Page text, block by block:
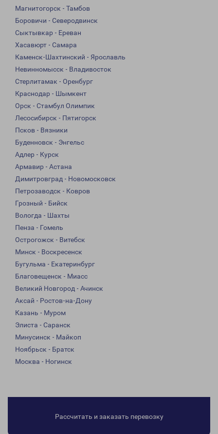
Магнитогорск - Тамбов
Боровичи - Северодвинск
Сыктывкар - Ереван
Хасавюрт - Самара
Каменск-Шахтинский - Ярославль
Невинномысск - Владивосток
Стерлитамак - Оренбург
Краснодар - Шымкент
Орск - Стамбул Олимпик
Лесосибирск - Пятигорск
Псков - Вязники
Буденновск - Энгельс
Адлер - Курск
Армавир - Астана
Димитровград - Новомосковск
Петрозаводск - Ковров
Грозный - Бийск
Вологда - Шахты
Пенза - Гомель
Острогожск - Витебск
Минск - Воскресенск
Бугульма - Екатеринбург
Благовещенск - Миасс
Великий Новгород - Ачинск
Аксай - Ростов-на-Дону
Казань - Муром
Элиста - Саранск
Минусинск - Майкоп
Ноябрьск - Братск
Москва - Ногинск
Рассчитать и заказать перевозку